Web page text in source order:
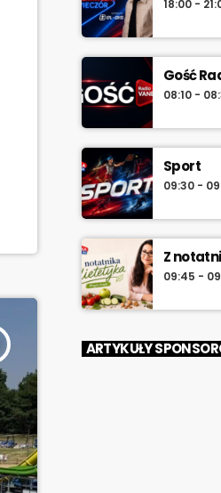
południa.
18:00 -
Gość
08:10 -
Sport
09:30 -
Z
09:45 -
ARTYKUŁY